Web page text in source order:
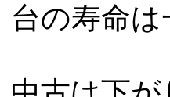
台の寿命